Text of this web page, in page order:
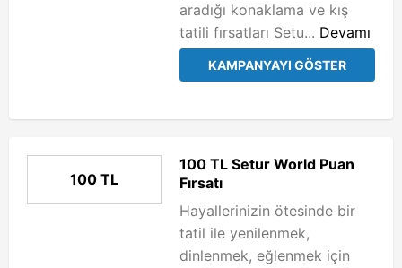
aradığı konaklama ve kış
tatili fırsatları Setu... Devamı
KAMPANYAYI GÖSTER
100 TL
100 TL Setur World Puan
Fırsatı
Hayallerinizin ötesinde bir
tatil ile yenilenmek,
dinlenmek, eğlenmek için